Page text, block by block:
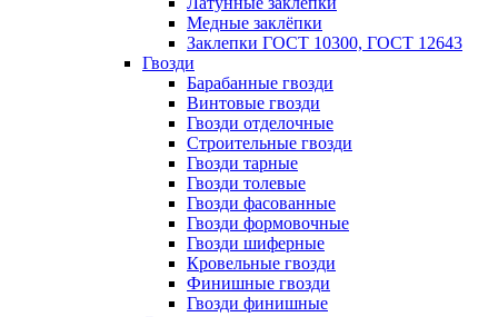
Медные заклёпки
Заклепки ГОСТ 10300, ГОСТ 12643
Гвозди
Барабанные гвозди
Винтовые гвозди
Гвозди отделочные
Строительные гвозди
Гвозди тарные
Гвозди толевые
Гвозди фасованные
Гвозди формовочные
Гвозди шиферные
Кровельные гвозди
Финишные гвозди
Гвозди финишные